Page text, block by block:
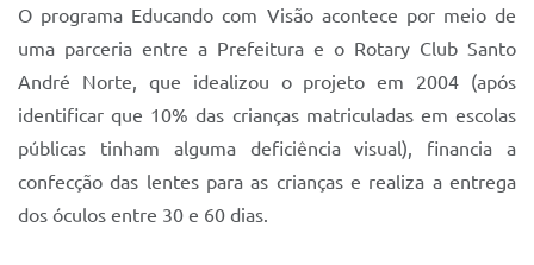
O programa Educando com Visão acontece por meio de
uma parceria entre a Prefeitura e o Rotary Club Santo
André Norte, que idealizou o projeto em 2004 (após
identificar que 10% das crianças matriculadas em escolas
públicas tinham alguma deficiência visual), financia a
confecção das lentes para as crianças e realiza a entrega
dos óculos entre 30 e 60 dias.